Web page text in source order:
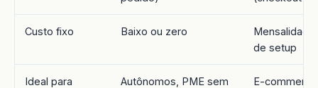
Custo fixo Baixo ou zero
Mensalidade
de setup
Ideal para
Autônomos, PME sem
E-